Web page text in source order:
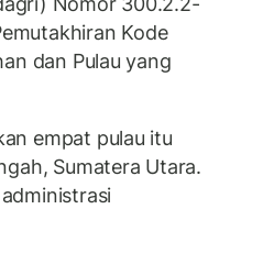
Kode
dan Pulau yang
empat pulau itu
Sumatera Utara.